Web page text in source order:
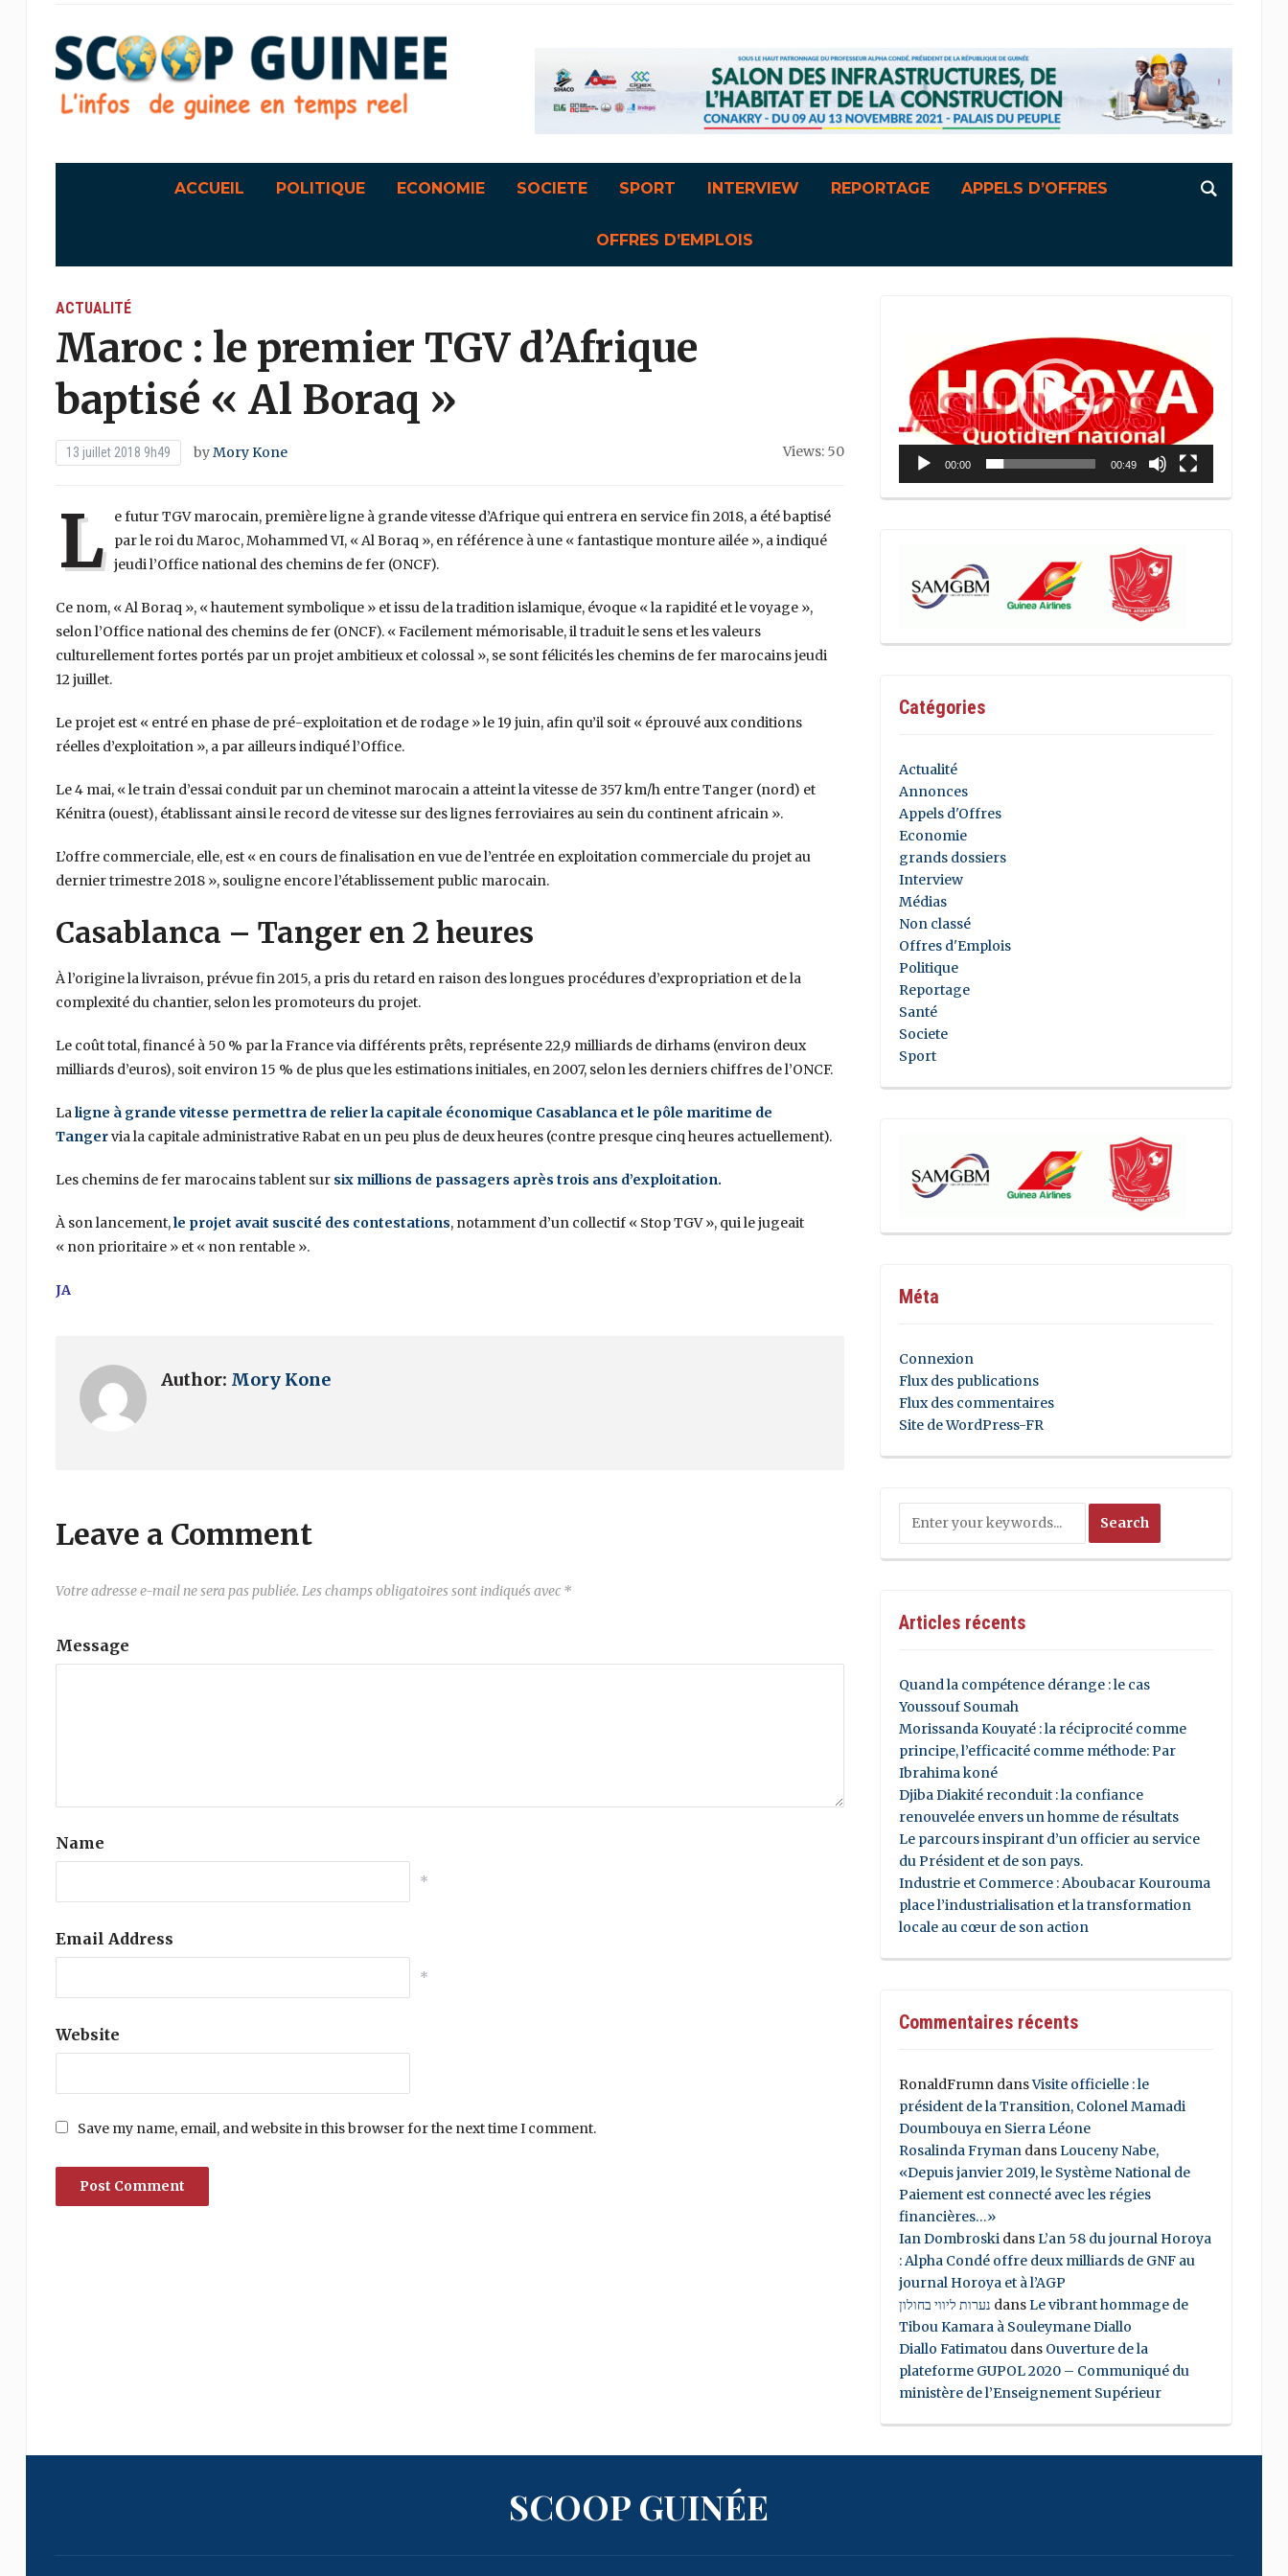
ACCUEIL POLITIQUE ECONOMIE SOCIETE SPORT INTERVIEW REPORTAGE APPELS D’OFFRES
OFFRES D’EMPLOIS
ACTUALITÉ
Maroc : le premier TGV d’Afrique
baptisé « Al Boraq »
13 juillet 2018 9h49 byMory Kone Views: 50
L
e futur TGV marocain, première ligne à grande vitesse d’Afrique qui entrera en service fin 2018, a été baptisé
par le roi du Maroc, Mohammed VI, « Al Boraq », en référence à une « fantastique monture ailée », a indiqué
jeudi l’Office national des chemins de fer (ONCF).
Ce nom, « Al Boraq », « hautement symbolique » et issu de la tradition islamique, évoque « la rapidité et le voyage »,
selon l’Office national des chemins de fer (ONCF). « Facilement mémorisable, il traduit le sens et les valeurs
culturellement fortes portés par un projet ambitieux et colossal », se sont félicités les chemins de fer marocains jeudi
12 juillet.
Le projet est « entré en phase de pré-exploitation et de rodage » le 19 juin, afin qu’il soit « éprouvé aux conditions
réelles d’exploitation », a par ailleurs indiqué l’Office.
Le 4 mai, « le train d’essai conduit par un cheminot marocain a atteint la vitesse de 357 km/h entre Tanger (nord) et
Kénitra (ouest), établissant ainsi le record de vitesse sur des lignes ferroviaires au sein du continent africain ».
L’offre commerciale, elle, est « en cours de finalisation en vue de l’entrée en exploitation commerciale du projet au
dernier trimestre 2018 », souligne encore l’établissement public marocain.
Casablanca – Tanger en 2 heures
À l’origine la livraison, prévue fin 2015, a pris du retard en raison des longues procédures d’expropriation et de la
complexité du chantier, selon les promoteurs du projet.
Le coût total, financé à 50 % par la France via différents prêts, représente 22,9 milliards de dirhams (environ deux
milliards d’euros), soit environ 15 % de plus que les estimations initiales, en 2007, selon les derniers chiffres de l’ONCF.
Laligne à grande vitesse permettra de relier la capitale économique Casablanca et le pôle maritime de
Tangervia la capitale administrative Rabat en un peu plus de deux heures (contre presque cinq heures actuellement).
Les chemins de fer marocains tablent sur six millions de passagers après trois ans d’exploitation.
À son lancement,le projet avait suscité des contestations, notamment d’un collectif « Stop TGV », qui le jugeait
« non prioritaire » et « non rentable ».
JA
Author: Mory Kone
Leave a Comment
Votre adresse e-mail ne sera pas publiée. Les champs obligatoires sont indiqués avec *
Message
Name
*
Email Address
*
Website
Save my name, email, and website in this browser for the next time I comment.
00:00 00:49
Catégories
Actualité
Annonces
Appels d'Offres
Economie
grands dossiers
Interview
Médias
Non classé
Offres d'Emplois
Politique
Reportage
Santé
Societe
Sport
Méta
Connexion
Flux des publications
Flux des commentaires
Site de WordPress-FR
Articles récents
Quand la compétence dérange : le cas
Youssouf Soumah
Morissanda Kouyaté : la réciprocité comme
principe, l’efficacité comme méthode: Par
Ibrahima koné
Djiba Diakité reconduit : la confiance
renouvelée envers un homme de résultats
Le parcours inspirant d’un officier au service
du Président et de son pays.
Industrie et Commerce : Aboubacar Kourouma
place l’industrialisation et la transformation
locale au cœur de son action
Commentaires récents
RonaldFrumndansVisite officielle : le
président de la Transition, Colonel Mamadi
Doumbouya en Sierra Léone
Rosalinda FrymandansLouceny Nabe,
«Depuis janvier 2019, le Système National de
Paiement est connecté avec les régies
financières…»
Ian DombroskidansL’an 58 du journal Horoya
: Alpha Condé offre deux milliards de GNF au
journal Horoya et à l’AGP
נערות ליווי בחולון dansLe vibrant hommage de
Tibou Kamara à Souleymane Diallo
Diallo Fatimatoudans Ouverture de la
plateforme GUPOL 2020 – Communiqué du
ministère de l’Enseignement Supérieur
SCOOP GUINÉE